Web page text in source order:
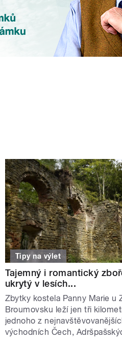
Tipy na výlet
Tajemný i romantický
ukrytý v lesích...
Zbytky kostela Panny Marie u
Broumovsku leží jen tři
jednoho z
východních Čech,